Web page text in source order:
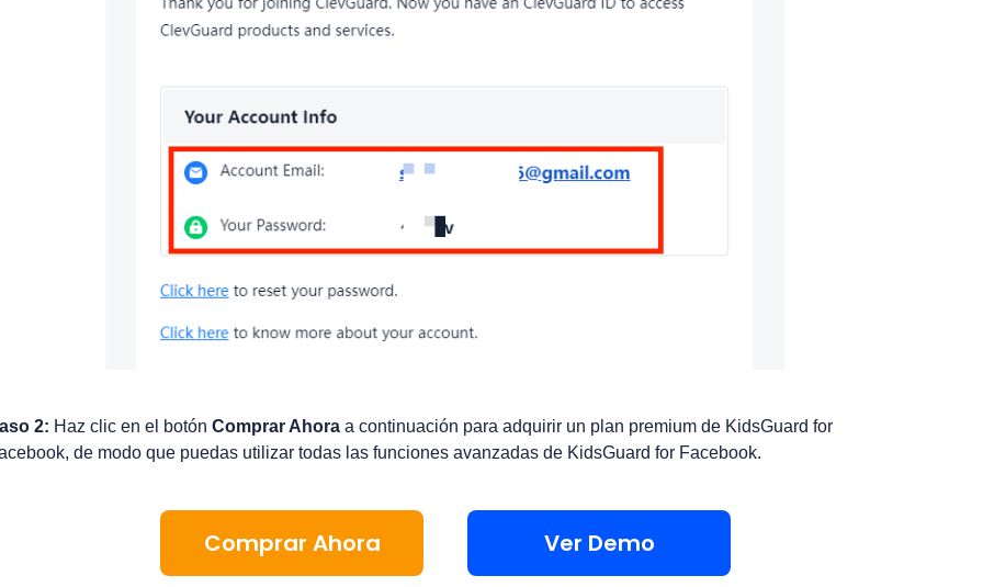
2: Haz clic en el botón Comprar Ahora a continuación para adquirir un plan premium de KidsGuard for
de modo que puedas utilizar todas las funciones avanzadas de KidsGuard for Facebook.
Comprar Ahora Ver Demo